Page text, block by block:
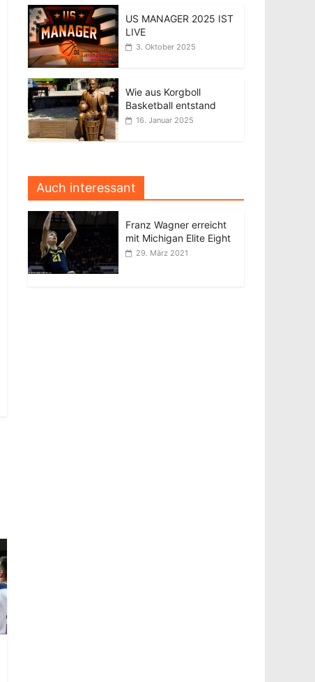
US MANAGER 2025 IST
LIVE
3. Oktober 2025
Wie aus Korgboll
Basketball entstand
16. Januar 2025
Auch interessant
Franz Wagner erreicht
mit Michigan Elite Eight
29. März 2021